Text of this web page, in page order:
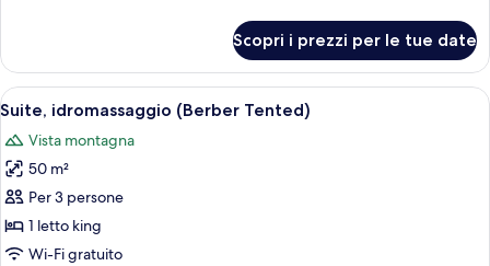
(Berber
Tented)
Scopri i prezzi per le tue date
Apri
tutte
le
foto
per
Suite,
idromassaggio
Suite, idromassaggio (Berber
8
Suite, idromassaggio (Berber Tented)
Vista montagna
50 m²
Per 3 persone
1 letto king
Wi-Fi gratuito